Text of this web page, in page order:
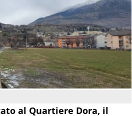
al Quartiere Dora, il